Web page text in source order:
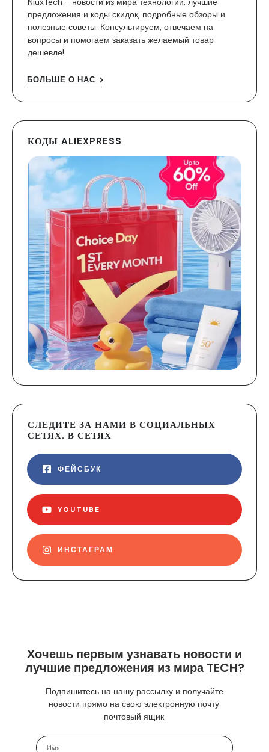
предложения и коды скидок, подробные обзоры и
полезные советы. Консультируем, отвечаем на
вопросы и помогаем заказать желаемый товар
дешевле!
БОЛЬШЕ О НАС
КОДЫ ALIEXPRESS
СЛЕДИТЕ ЗА НАМИ В СОЦИАЛЬНЫХ
СЕТЯХ. В СЕТЯХ
ФЕЙСБУК
YOUTUBE
ИНСТАГРАМ
Хочешь первым узнавать новости и
лучшие предложения из мира TECH?
Подпишитесь на нашу рассылку и получайте
новости прямо на свою электронную почту.
почтовый ящик.